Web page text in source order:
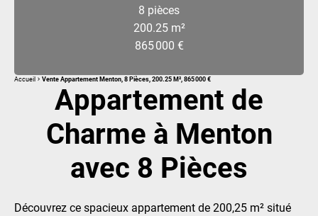
8 pièces
200.25 m²
865 000 €
Accueil Vente Appartement Menton, 8 Pièces, 200.25 M², 865 000 €
Appartement de
Charme à Menton
avec 8 Pièces
Découvrez ce spacieux appartement de 200,25 m² situé